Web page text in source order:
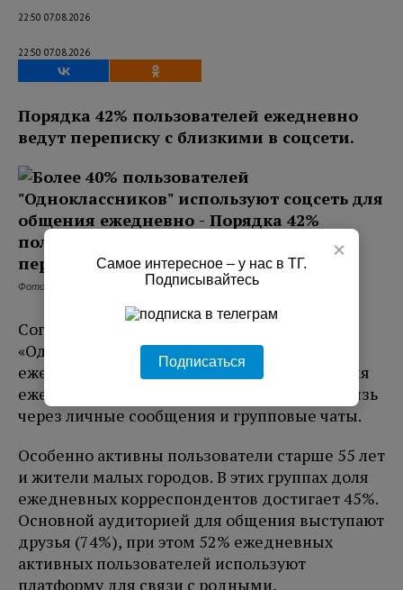
22:50 07.08.2026
22:50 07.08.2026
Порядка 42% пользователей ежедневно
ведут переписку с близкими в соцсети.
Фото: соцсеть Одноклассники
Согласно новому исследованию
«Одноклассников», 42% пользователей
ежедневно используют соцсеть для общения
ежедневно, предпочитая поддерживать связь
через личные сообщения и групповые чаты.
Особенно активны пользователи старше 55 лет
и жители малых городов. В этих группах доля
ежедневных корреспондентов достигает 45%.
Основной аудиторией для общения выступают
друзья (74%), при этом 52% ежедневных
активных пользователей используют
платформу для связи с родными,
×
Самое интересное – у нас в ТГ.
Подписывайтесь
Подписаться